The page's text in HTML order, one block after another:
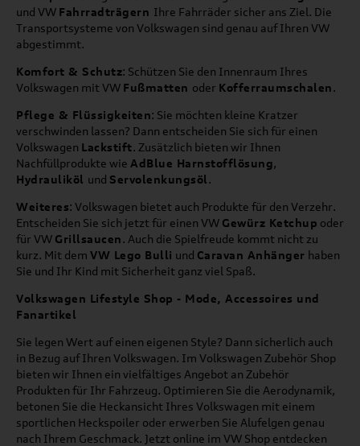
und VW Fahrradträgern Ihre Fahrräder sicher ans Ziel. Die
Transportsysteme von Volkswagen sind genau auf Ihren VW
abgestimmt.
Komfort & Schutz: Schützen Sie den Innenraum Ihres
Volkswagen mit VW Fußmatten oder Kofferraumschalen.
Pflege & Flüssigkeiten: Sie möchten kleine Kratzer
verschwinden lassen? Dann entscheiden Sie sich für einen
Volkswagen Lackstift. Zusätzlich bieten wir Ihnen
Nachfüllprodukte wie AdBlue Harnstofflösung,
Hydrauliköl und Servolenkungsöl.
Weiteres: Volkswagen bietet auch Produkte für den Verzehr.
Entscheiden Sie sich jetzt für einen VW Gewürz Ketchup oder
für VW Grillsaucen. Auch die Spielfreude kommt nicht zu
kurz. Mit dem VW Lego Bulli und Caravan Anhänger haben
Sie und Ihr Kind mit Sicherheit ganz viel Spaß.
Volkswagen Lifestyle Shop - Mode, Accessoires und
Fanartikel
Sie legen Wert auf einen eigenen Style? Dann sicherlich auch
in Bezug auf Ihren Volkswagen. Im Volkswagen Zubehör Shop
bieten wir Ihnen ein vielfältiges Angebot an Zubehör
Produkten für Ihr Fahrzeug. Optimieren Sie die Aerodynamik,
betonen Sie die Heckansicht Ihres Volkswagen mit einem
sportlichen Heckspoiler oder erwerben Sie Alufelgen genau
nach Ihrem Geschmack. Jetzt online im VW Shop entdecken